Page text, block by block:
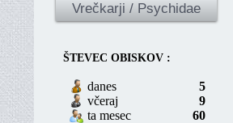
Vrečkarji / Psychidae
ŠTEVEC OBISKOV :
danes
5
včeraj
9
ta mesec
60